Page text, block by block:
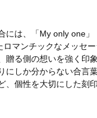
には、「My only one」
マンチックなメッセ
贈る側の想いを強く印
にしか分からない合言
、個性を大切にした刻